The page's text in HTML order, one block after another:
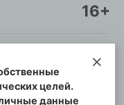
16+
портал
целей.
данные